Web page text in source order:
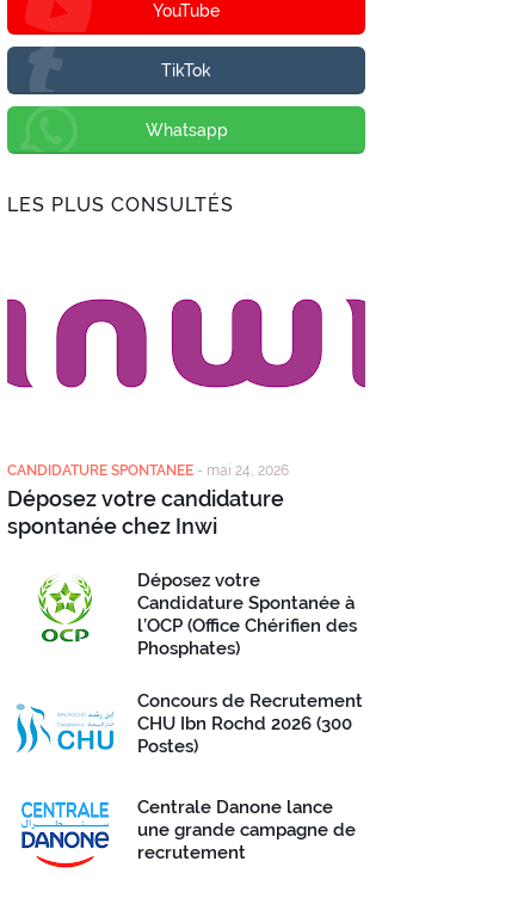
YouTube
TikTok
Whatsapp
LES PLUS CONSULTÉS
CANDIDATURE SPONTANEE - mai 24, 2026
Déposez votre candidature
spontanée chez Inwi
Déposez votre
Candidature Spontanée à
l’OCP (Office Chérifien des
Phosphates)
Concours de Recrutement
CHU Ibn Rochd 2026 (300
Postes)
Centrale Danone lance
une grande campagne de
recrutement